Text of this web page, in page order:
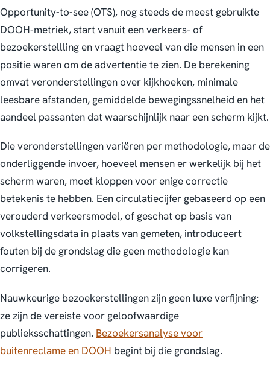
Opportunity-to-see (OTS), nog steeds de meest gebruikte
DOOH-metriek, start vanuit een verkeers- of
bezoekerstellling en vraagt hoeveel van die mensen in een
positie waren om de advertentie te zien. De berekening
omvat veronderstellingen over kijkhoeken, minimale
leesbare afstanden, gemiddelde bewegingssnelheid en het
aandeel passanten dat waarschijnlijk naar een scherm kijkt.
Die veronderstellingen variëren per methodologie, maar de
onderliggende invoer, hoeveel mensen er werkelijk bij het
scherm waren, moet kloppen voor enige correctie
betekenis te hebben. Een circulatiecijfer gebaseerd op een
verouderd verkeersmodel, of geschat op basis van
volkstellingsdata in plaats van gemeten, introduceert
fouten bij de grondslag die geen methodologie kan
corrigeren.
Nauwkeurige bezoekerstellingen zijn geen luxe verfijning;
ze zijn de vereiste voor geloofwaardige
publieksschattingen. Bezoekersanalyse voor
buitenreclame en DOOH begint bij die grondslag.